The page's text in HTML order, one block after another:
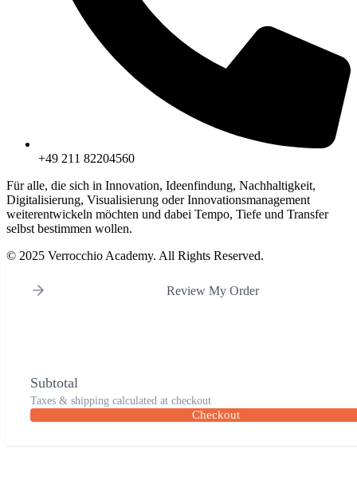
+49 211 82204560
Für alle, die sich in Innovation, Ideenfindung, Nachhaltigkeit,
Digitalisierung, Visualisierung oder Innovationsmanagement
weiterentwickeln möchten und dabei Tempo, Tiefe und Transfer
selbst bestimmen wollen.
© 2025 Verrocchio Academy. All Rights Reserved.
Review My Order
Subtotal
Taxes & shipping calculated at checkout
Checkout